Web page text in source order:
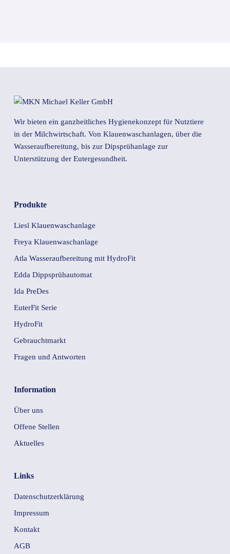
Wir bieten ein ganzheitliches Hygienekonzept für Nutztiere
in der Milchwirtschaft. Von Klauenwaschanlagen, über die
Wasseraufbereitung, bis zur Dipsprühanlage zur
Unterstützung der Eutergesundheit.
Produkte
Liesl Klauenwaschanlage
Freya Klauenwaschanlage
Atla Wasseraufbereitung mit HydroFit
Edda Dippsprühautomat
Ida PreDes
EuterFit Serie
HydroFit
Gebrauchtmarkt
Fragen und Antworten
Information
Über uns
Offene Stellen
Aktuelles
Links
Datenschutzerklärung
Impressum
Kontakt
AGB